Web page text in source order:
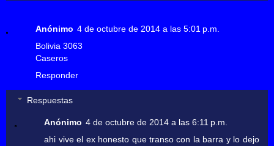
Anónimo 4 de octubre de 2014 a las 5:01 p.m.
Bolivia 3063
Caseros
Responder
Respuestas
Anónimo 4 de octubre de 2014 a las 6:11 p.m.
ahi vive el ex honesto que transo con la barra y lo dejo